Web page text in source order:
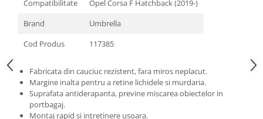
Echipamente ADR si Utilitare
Uleiuri si Lichide Auto
Aditivi Ulei Motor
Aditivi DPF, Sistem Racire si
Servodirectie
Antigel
Compatibilitate
Opel Corsa F Hatchback (2019-)
Brand
Umbrella
Cod Produs
117385
Fabricata din cauciuc rezistent, fara miros neplacut.
Margine inalta pentru a retine lichidele si murdaria.
Suprafata antiderapanta, previne miscarea obiectelor in
portbagaj.
Montaj rapid si intretinere usoara.